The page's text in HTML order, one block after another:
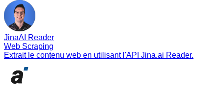
JinaAI Reader
Web Scraping
Extrait le contenu web en utilisant l'API Jina.ai Reader.